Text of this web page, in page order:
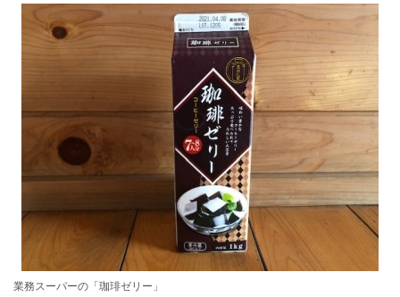
業務スーパーの「珈琲ゼリー」